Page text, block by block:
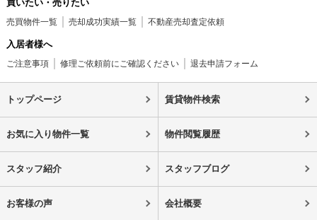
買いたい・売りたい
売買物件一覧 売却成功実績一覧 不動産売却査定依頼
入居者様へ
ご注意事項 修理ご依頼前にご確認ください 退去申請フォーム
トップページ 賃貸物件検索
お気に入り物件一覧 物件閲覧履歴
スタッフ紹介 スタッフブログ
お客様の声 会社概要